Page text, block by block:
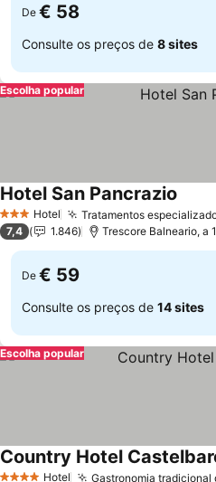
De € 58
Consulte os preços de 8 sites
Escolha popular
3 EstrelasHotel Tratamentos
Hotel San Pancrazio
7,4 1.846 Trescore Balneario, a
De € 59
Consulte os preços de 14 sites
Escolha popular
Hotel Gastronomia tradicional
Country Hotel